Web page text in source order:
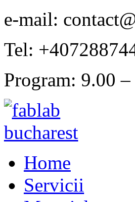
e-mail:
Tel:
Program: 9.00
Home
Servicii